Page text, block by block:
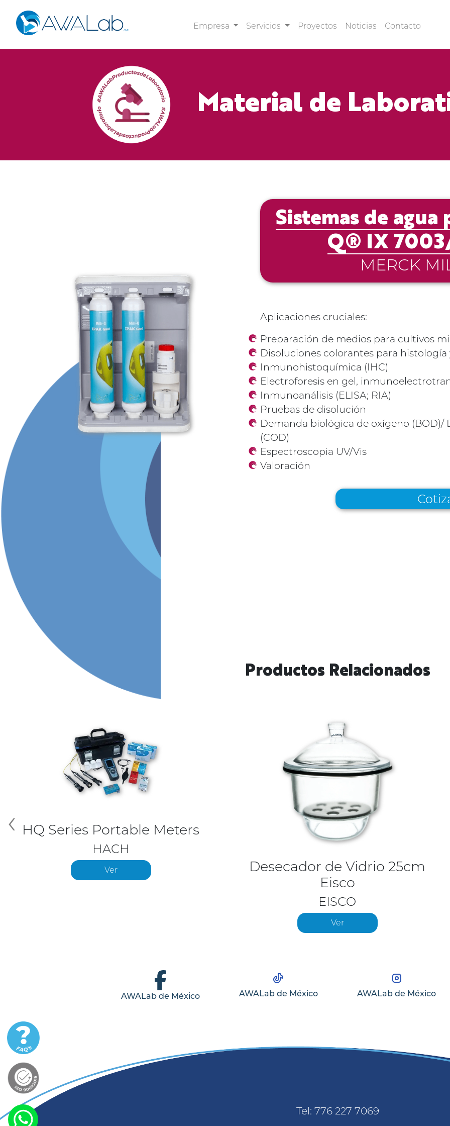
Empresa Servicios Proyectos Noticias Contacto
Material de
Sistemas de
Q® IX
MERCK
Aplicaciones cruciales:
Preparación de medios para cultivos
Disoluciones colorantes para
Inmunohistoquímica (IHC)
Electroforesis en gel,
Inmunoanálisis (ELISA; RIA)
Pruebas de disolución
Demanda biológica de oxígeno
(COD)
Espectroscopia UV/Vis
Valoración
Productos Relacionados
HQ Series Portable Meters
HACH
Ver
Desecador de Vidrio 25cm
Eisco
EISCO
Ver
‹
AWALab de México AWALab de México AWALab de México
Tel: 776 227 7069